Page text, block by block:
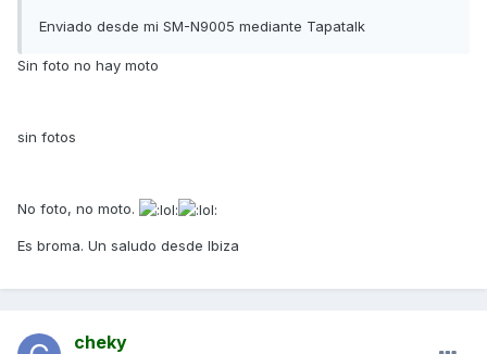
Enviado desde mi SM-N9005 mediante Tapatalk
Sin foto no hay moto
sin fotos
No foto, no moto.
Es broma. Un saludo desde Ibiza
cheky